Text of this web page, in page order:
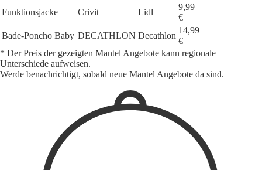
Funktionsjacke
Crivit Lidl
9,99
€
Bade-Poncho Baby DECATHLON Decathlon
14,99
€
* Der Preis der gezeigten Mantel Angebote kann regionale
Unterschiede aufweisen.
Werde benachrichtigt, sobald neue Mantel Angebote da sind.